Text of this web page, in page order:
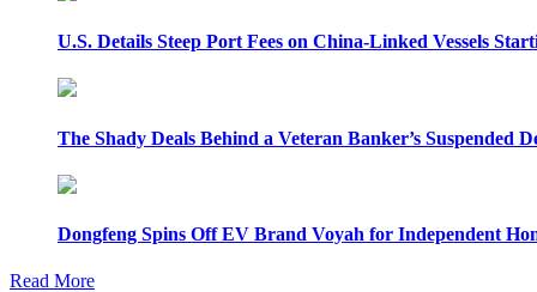
U.S. Details Steep Port Fees on China-Linked Vessels
The Shady Deals Behind a Veteran Banker’s Suspended
Dongfeng Spins Off EV Brand Voyah for Independent
Read More